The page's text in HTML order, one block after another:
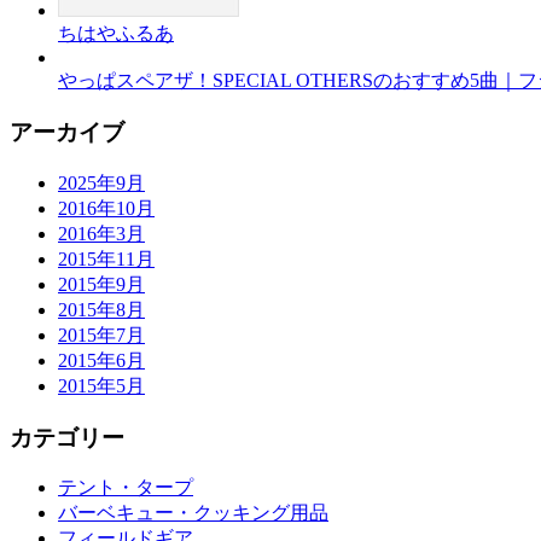
ちはやふるあ
やっぱスペアザ！SPECIAL OTHERSのおすすめ5曲｜
アーカイブ
2025年9月
2016年10月
2016年3月
2015年11月
2015年9月
2015年8月
2015年7月
2015年6月
2015年5月
カテゴリー
テント・タープ
バーベキュー・クッキング用品